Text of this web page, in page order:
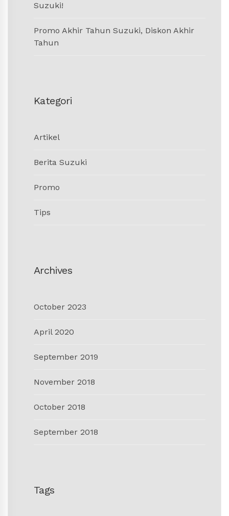
Suzuki!
Promo Akhir Tahun Suzuki, Diskon Akhir
Tahun
Kategori
Artikel
Berita Suzuki
Promo
Tips
Archives
October 2023
April 2020
September 2019
November 2018
October 2018
September 2018
Tags